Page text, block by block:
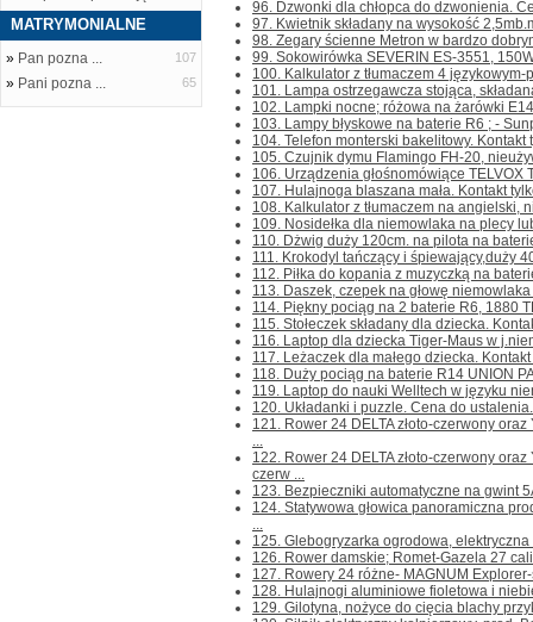
MATRYMONIALNE
» Pan pozna ... 107
» Pani pozna ... 65
96. Dzwonki dla chłopca do dzwonienia.
97. Kwietnik składany na wysokość
98. Zegary ścienne Metron w bardzo
99. Sokowirówka SEVERIN ES-3551,
100. Kalkulator z tłumaczem 4
101. Lampa ostrzegawcza stojąca,
102. Lampki nocne; różowa na żarówki
103. Lampy błyskowe na baterie R6 ; -
104. Telefon monterski bakelitowy. Kontakt
105. Czujnik dymu Flamingo FH-20,
106. Urządzenia głośnomówiące TELVOX
107. Hulajnoga blaszana mała. Kontakt
108. Kalkulator z tłumaczem na angielski,
109. Nosidełka dla niemowlaka na plecy
110. Dżwig duży 120cm. na pilota na
111. Krokodyl tańczący i śpiewający,duży
112. Piłka do kopania z muzyczką na
113. Daszek, czepek na głowę
114. Piękny pociąg na 2 baterie R6, 1880
115. Stołeczek składany dla dziecka.
116. Laptop dla dziecka Tiger-Maus w
117. Leżaczek dla małego dziecka.
118. Duży pociąg na baterie R14 UNION
119. Laptop do nauki Welltech w języku
120. Układanki i puzzle. Cena do
121. Rower 24 DELTA złoto-czerwony
...
122. Rower 24 DELTA złoto-czerwony
czerw ...
123. Bezpieczniki automatyczne na gwint
124. Statywowa głowica panoramiczna
...
125. Glebogryzarka ogrodowa,
126. Rower damskie; Romet-Gazela 27
127. Rowery 24 różne- MAGNUM
128. Hulajnogi aluminiowe fioletowa i
129. Gilotyna, nożyce do cięcia blachy